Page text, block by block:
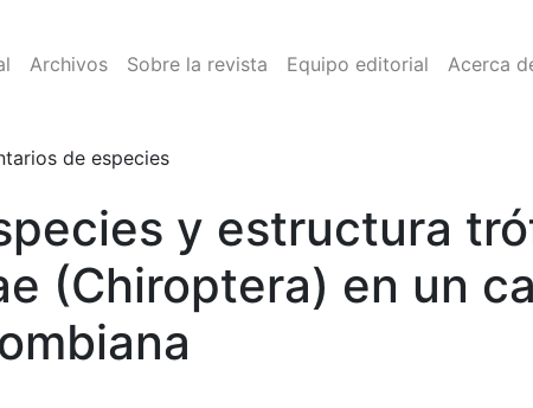
de la familia Phyllostomidae (Chiroptera) en un
Archivos Sobre la revista Equipo editorial Acerca
de especies
y estructura
(Chiroptera) en un